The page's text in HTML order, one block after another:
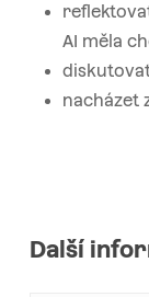
AI měla
nacházet
Další